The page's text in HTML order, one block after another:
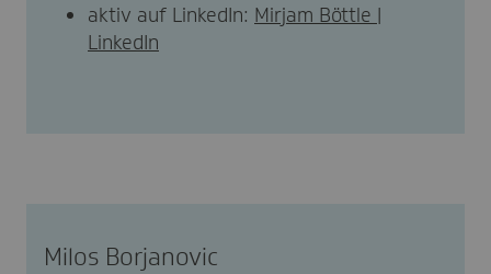
aktiv auf LinkedIn: Mirjam Böttle |
LinkedIn
Milos Borjanovic